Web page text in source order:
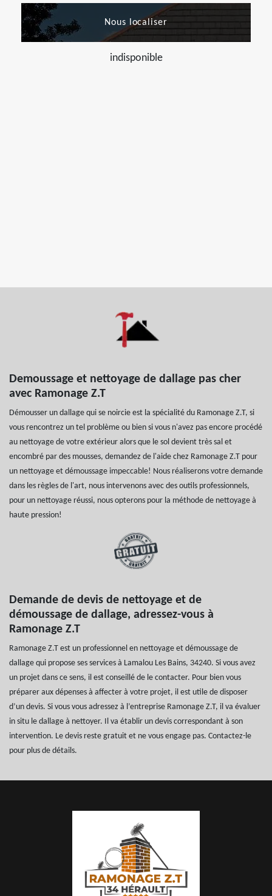
Nous localiser
indisponible
Demoussage et nettoyage de dallage pas cher
avec Ramonage Z.T
Démousser un dallage qui se noircie est la spécialité du Ramonage Z.T, si
vous rencontrez un tel problème ou bien si vous n'avez pas encore procédé
au nettoyage de votre extérieur alors que le sol devient très sal et
encombré par des mousses, demandez de l'aide chez Ramonage Z.T pour
un nettoyage et démoussage impeccable! Nous réaliserons votre demande
dans les règles de l'art, nous intervenons avec des outils professionnels,
pour un nettoyage réussi, nous opterons pour la méthode de nettoyage à
haute pression!
Demande de devis de nettoyage et de
démoussage de dallage, adressez-vous à
Ramonage Z.T
Ramonage Z.T est un professionnel en nettoyage et démoussage de
dallage qui propose ses services à Lamalou Les Bains, 34240. Si vous avez
un projet dans ce sens, il est conseillé de le contacter. Pour bien vous
préparer aux dépenses à affecter à votre projet, il est utile de disposer
d’un devis. Si vous vous adressez à l’entreprise Ramonage Z.T, il va évaluer
in situ le dallage à nettoyer. Il va établir un devis correspondant à son
intervention. Le devis reste gratuit et ne vous engage pas. Contactez-le
pour plus de détails.